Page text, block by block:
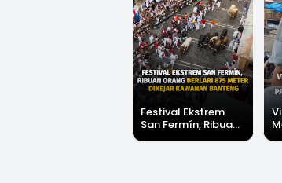
Festival Ekstrem
San Fermín, Ribuan
Orang Berlari 875